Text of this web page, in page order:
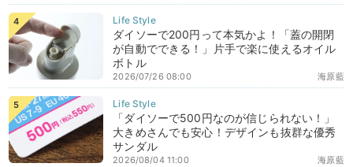
ダイソーで200円って本気かよ！「蓋の開閉
が自動でできる！」片手で楽に使えるオイル
ボトル
海原藍
2026/07/26 08:00
「ダイソーで500円なのが信じられない！」
大きめさんでも安心！デザインも抜群な優秀
サンダル
海原藍
2026/08/04 11:00